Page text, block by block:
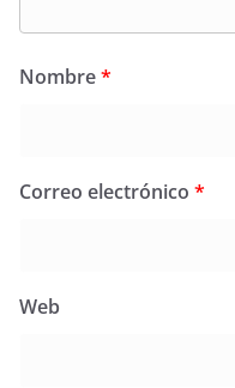
Nombre*
Correo electrónico *
Web